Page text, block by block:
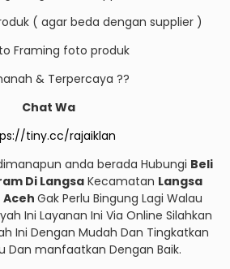
( agar beda dengan supplier )
Framing foto produk
& Terpercaya ??
Chat Wa
tiny.cc/rajaiklan
anda berada Hubungi Beli
Di LangsaKecamatan Langsa
Aceh Gak Perlu Bingung Lagi Walau
Ini Layanan Ini Via Online Silahkan
Ini Dengan Mudah Dan Tingkatkan
Dan manfaatkan Dengan Baik.